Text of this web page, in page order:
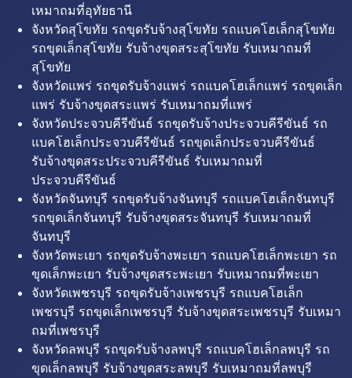
เหมาถมที่อุทัยธานี
จังหวัดสุโขทัย รถขุดรับจ้างสุโขทัย รถแบคโฮเล็กสุโขทัย
รถขุดเล็กสุโขทัย รับจ้างขุดสระสุโขทัย รับเหมาถมที่
สุโขทัย
จังหวัดแพร่ รถขุดรับจ้างแพร่ รถแบคโฮเล็กแพร่ รถขุดเล็ก
แพร่ รับจ้างขุดสระแพร่ รับเหมาถมที่แพร่
จังหวัดประจวบคีรีขันธ์ รถขุดรับจ้างประจวบคีรีขันธ์ รถ
แบคโฮเล็กประจวบคีรีขันธ์ รถขุดเล็กประจวบคีรีขันธ์
รับจ้างขุดสระประจวบคีรีขันธ์ รับเหมาถมที่
ประจวบคีรีขันธ์
จังหวัดจันทบุรี รถขุดรับจ้างจันทบุรี รถแบคโฮเล็กจันทบุรี
รถขุดเล็กจันทบุรี รับจ้างขุดสระจันทบุรี รับเหมาถมที่
จันทบุรี
จังหวัดพะเยา รถขุดรับจ้างพะเยา รถแบคโฮเล็กพะเยา รถ
ขุดเล็กพะเยา รับจ้างขุดสระพะเยา รับเหมาถมที่พะเยา
จังหวัดเพชรบุรี รถขุดรับจ้างเพชรบุรี รถแบคโฮเล็ก
เพชรบุรี รถขุดเล็กเพชรบุรี รับจ้างขุดสระเพชรบุรี รับเหมา
ถมที่เพชรบุรี
จังหวัดลพบุรี รถขุดรับจ้างลพบุรี รถแบคโฮเล็กลพบุรี รถ
ขุดเล็กลพบุรี รับจ้างขุดสระลพบุรี รับเหมาถมที่ลพบุรี